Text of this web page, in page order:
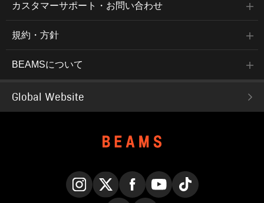
カスタマーサポート・お問い合わせ
規約・方針
BEAMSについて
Global Website